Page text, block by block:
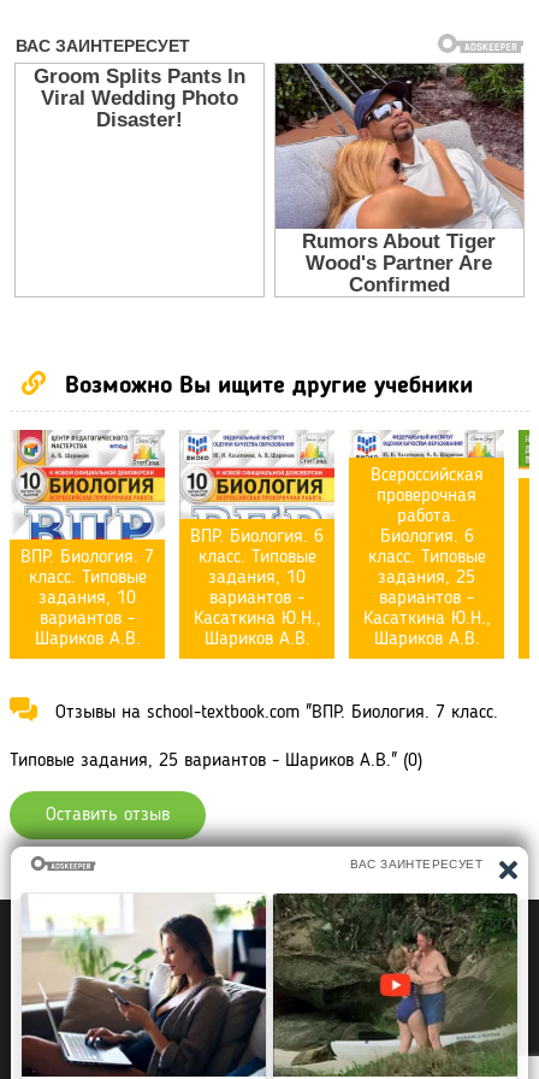
Возможно Вы ищите другие учебники
ВПР. Биология. 7
класс. Типовые
задания, 10
вариантов -
Шариков А.В.
ВПР. Биология. 6
класс. Типовые
задания, 10
вариантов -
Касаткина Ю.Н.,
Шариков А.В.
Всероссийская
проверочная
работа.
Биология. 6
класс. Типовые
задания, 25
вариантов -
Касаткина Ю.Н.,
Шариков А.В.
Отзывы на school-textbook.com "ВПР. Биология. 7 класс.
Типовые задания, 25 вариантов - Шариков А.В." (0)
Оставить отзыв
Политика конфиденциальности
Правообладателям
Рефераты Дипломы Курсовые работы
Читать книги
Аудиокниги
Раскраски для детей
Загадки, Игры Головоломки